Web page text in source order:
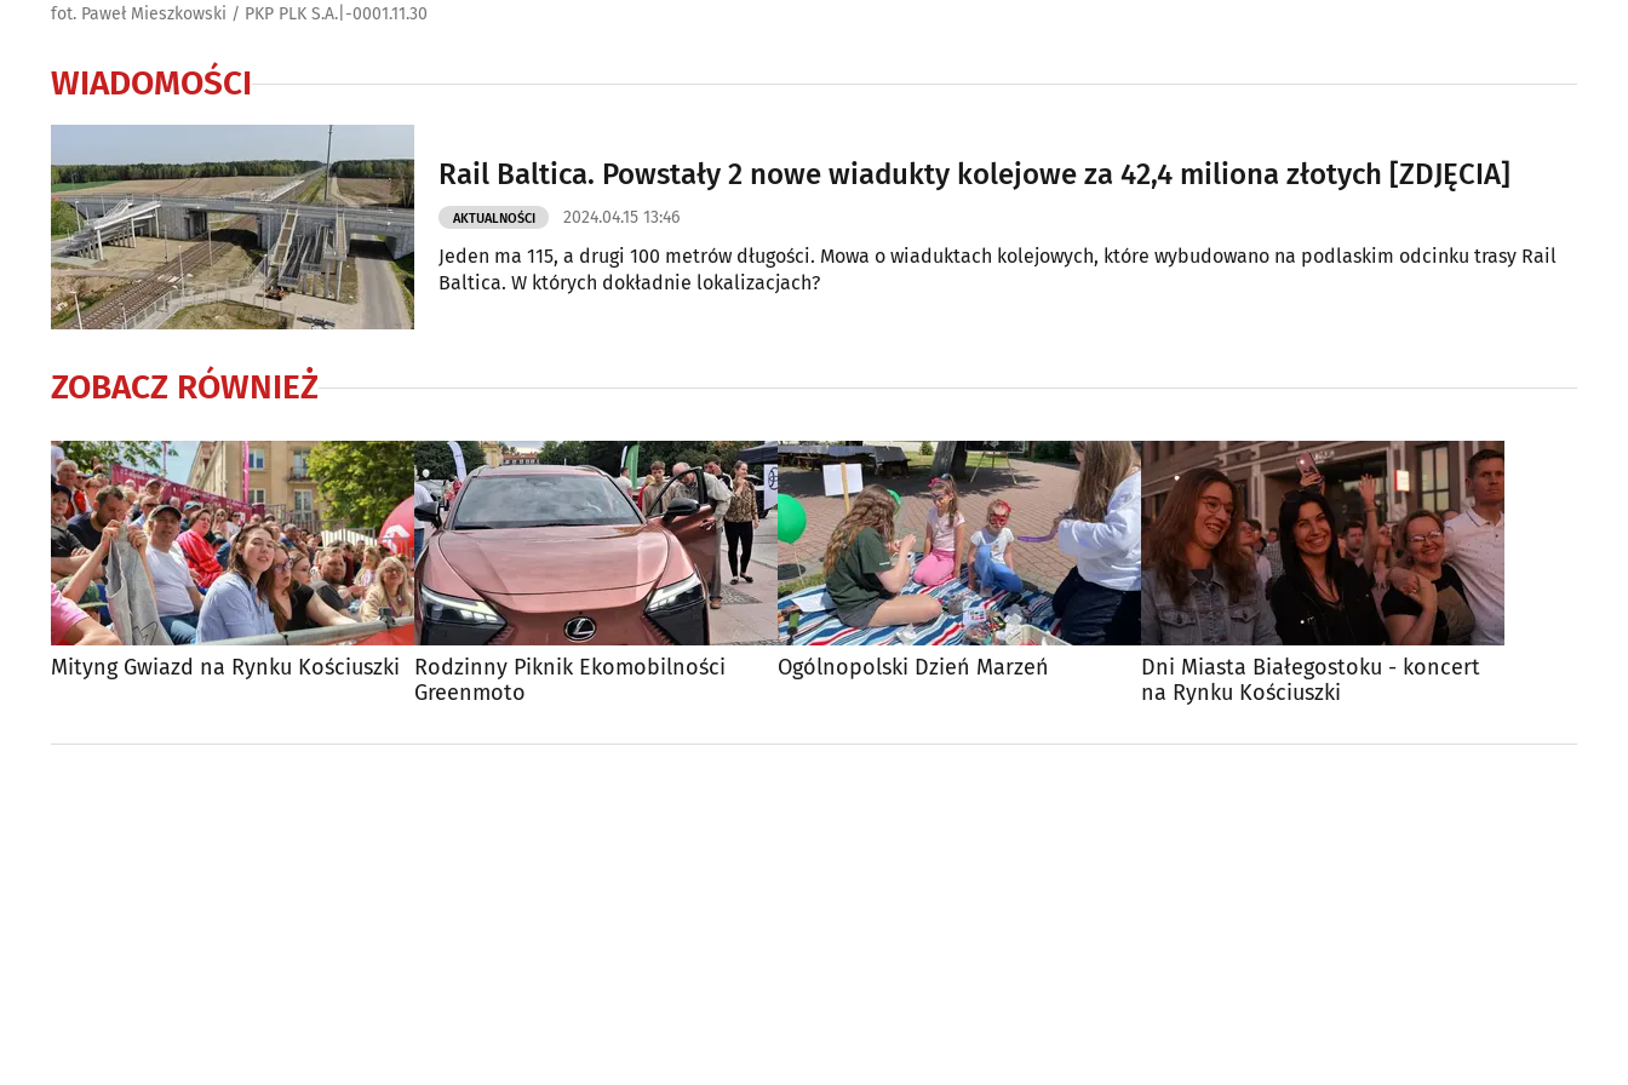
fot. Paweł Mieszkowski / PKP PLK S.A. -0001.11.30
WIADOMOŚCI
Rail Baltica. Powstały 2 nowe wiadukty kolejowe za 42,4 miliona złotych [ZDJĘCIA]
AKTUALNOŚCI 2024.04.15 13:46
Jeden ma 115, a drugi 100 metrów długości. Mowa o wiaduktach kolejowych, które wybudowano na podlaskim odcinku trasy Rail
Baltica. W których dokładnie lokalizacjach?
ZOBACZ RÓWNIEŻ
Mityng Gwiazd na Rynku Kościuszki
Rodzinny Piknik Ekomobilności
Greenmoto
Ogólnopolski Dzień Marzeń
Dni Miasta Białegostoku - koncert
na Rynku Kościuszki